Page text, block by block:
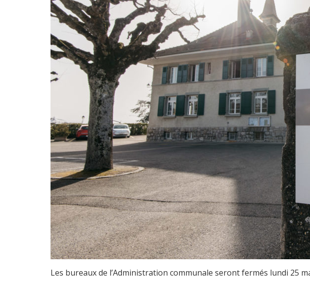
Les bureaux de l’Administration communale seront fermés lundi 25